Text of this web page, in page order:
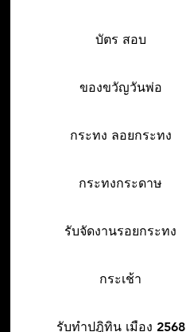
บัตร สอบ
ของขวัญวันพ่อ
กระทง ลอยกระทง
กระทงกระดาษ
รับจัดงานรอยกระทง
กระเช้า
รับทำปฎิทิน เมือง 2568